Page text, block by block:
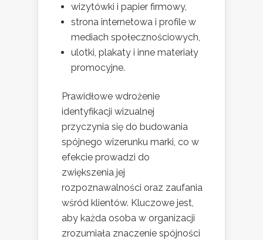
wizytówki i papier firmowy,
strona internetowa i profile w
mediach społecznościowych,
ulotki, plakaty i inne materiały
promocyjne.
Prawidłowe wdrożenie
identyfikacji wizualnej
przyczynia się do budowania
spójnego wizerunku marki, co w
efekcie prowadzi do
zwiększenia jej
rozpoznawalności oraz zaufania
wśród klientów. Kluczowe jest,
aby każda osoba w organizacji
zrozumiała znaczenie spójności